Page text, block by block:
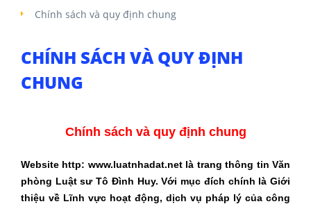
Chính sách và quy định chung
CHÍNH SÁCH VÀ QUY ĐỊNH
CHUNG
Chính sách và quy định chung
Website http: www.luatnhadat.net là trang thông tin Văn
phòng Luật sư Tô Đình Huy. Với mục đích chính là Giới
thiệu về Lĩnh vực hoạt động, dịch vụ pháp lý của công